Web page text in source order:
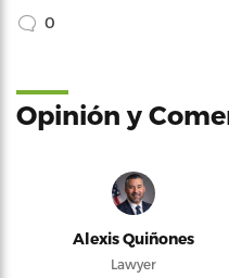
0
Opinión y
Alexis Quiñones
Lawyer